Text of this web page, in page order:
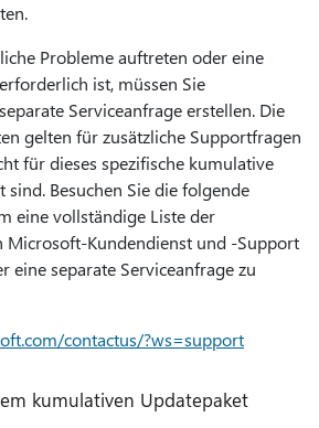
Probleme auftreten oder eine
ist, müssen Sie
Serviceanfrage erstellen. Die
gelten für zusätzliche Supportfragen
für dieses spezifische kumulative
sind. Besuchen Sie die folgende
eine vollständige Liste der
Microsoft-Kundendienst und -Support
eine separate Serviceanfrage zu
contactus/?ws=support
kumulativen Updatepaket